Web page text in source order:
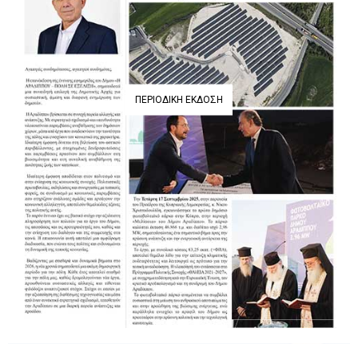
ΠΕΡΙΟΔΙΚΉ ΈΚΔΟΣΗ